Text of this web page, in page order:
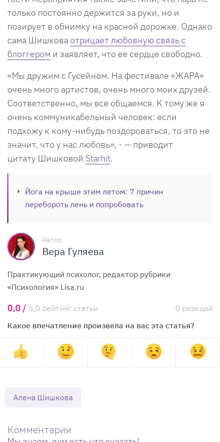
только постоянно держится за руки, но и
позирует в обнимку на красной дорожке. Однако
сама Шишкова отрицает любовную связь с
блоггером и заявляет, что ее сердце свободно.
«Мы дружим с Гусейном. На фестивале «ЖАРА»
очень много артистов, очень много моих друзей.
Соответственно, мы все общаемся. К тому же я
очень коммуникабельный человек: если
подхожу к кому-нибудь поздороваться, то это не
значит, что у нас любовь», - — приводит
цитату Шишковой Starhit.
Йога на крыше этим летом: 7 причин
перебороть лень и попробовать
Автор
Вера Гуляева
Практикующий психолог, редактор рубрики
«Психология» Lisa.ru
0,0 / 5,0 рейтинг статьи
0 реакций
Какое впечатление произвела на вас эта статья?
Алена Шишкова
Комментарии